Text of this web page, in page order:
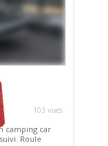
103 vues
camping car
Roule